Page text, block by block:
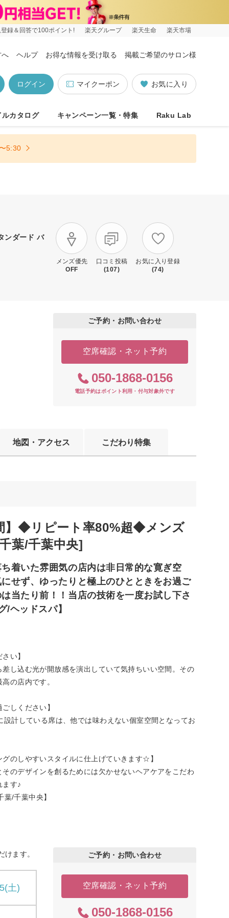
録＆回答で100ポイント! 楽天グループ 楽天生命 楽天市場
へ ヘルプ お得な情報を受け取る 掲載ご希望のサロン様
お気に入り
マイクーポン
ログイン
ルカタログ キャンペーン一覧・特集 Raku Lab
5:30
ンダード バ
メンズ優先
OFF
口コミ投稿
(107)
お気に入り登録
(74)
ご予約・お問い合わせ
空席確認・ネット予約
050-1868-0156
電話予約はポイント利用・付与対象外です
地図・アクセス こだわり特集
】◆リピート率80%超◆メンズ
葉/千葉中央]
着いた雰囲気の店内は非日常的な寛ぎ空
せず、ゆったりと極上のひとときをお過ご
当たり前！！当店の技術を一度お試し下さ
/ヘッドスパ】
い】
し込む光が開放感を演出していて気持ちいい空間。その
の店内です。
しください】
計している席は、他では味わえない個室空間となってお
のしやすいスタイルに仕上げていきます☆】
のデザインを創るためには欠かせないヘアケアをこだわ
ます♪
/千葉中央】
ます。
土)
ご予約・お問い合わせ
空席確認・ネット予約
050-1868-0156